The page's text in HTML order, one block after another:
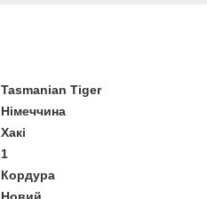
Tasmanian Tiger
Німеччина
Хакі
1
Кордура
Новий